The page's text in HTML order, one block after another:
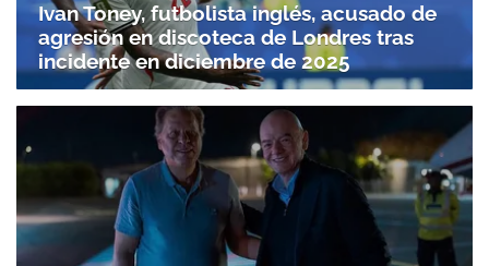
Ivan Toney, futbolista inglés, acusado de
agresión en discoteca de Londres tras
incidente en diciembre de 2025